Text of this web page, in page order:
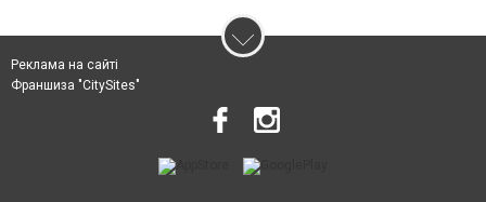
Реклама на сайті
Франшиза "CitySites"